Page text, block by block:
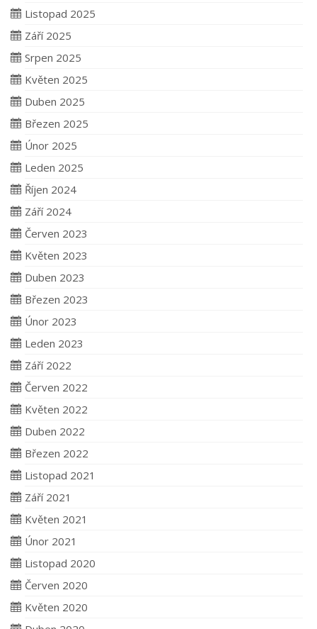
Listopad 2025
Září 2025
Srpen 2025
Květen 2025
Duben 2025
Březen 2025
Únor 2025
Leden 2025
Říjen 2024
Září 2024
Červen 2023
Květen 2023
Duben 2023
Březen 2023
Únor 2023
Leden 2023
Září 2022
Červen 2022
Květen 2022
Duben 2022
Březen 2022
Listopad 2021
Září 2021
Květen 2021
Únor 2021
Listopad 2020
Červen 2020
Květen 2020